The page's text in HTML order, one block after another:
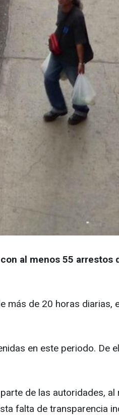
al menos 55 arrestos
de 20 horas
en este periodo. De
de las autoridades,
falta de transparencia